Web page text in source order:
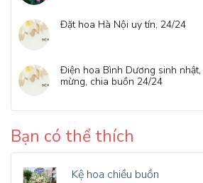
Đặt hoa Hà Nội uy tín, 24/24
Điện hoa Bình Dương sinh
mừng, chia buồn 24/24
Bạn có thể thích
Kệ hoa chiều buồn